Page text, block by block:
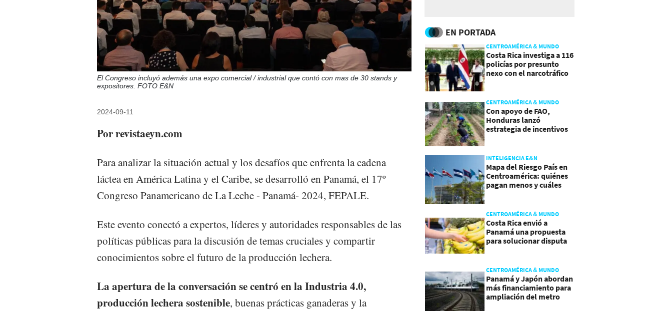
El Congreso incluyó además una expo comercial / industrial que contó con mas de 30 stands y
expositores. FOTO E&N
2024-09-11
Por revistaeyn.com
Para analizar la situación actual y los desafíos que enfrenta la cadena
láctea en América Latina y el Caribe, se desarrolló en Panamá, el 17º
Congreso Panamericano de La Leche - Panamá- 2024, FEPALE.
Este evento conectó a expertos, líderes y autoridades responsables de las
políticas públicas para la discusión de temas cruciales y compartir
conocimientos sobre el futuro de la producción lechera.
La apertura de la conversación se centró en la Industria 4.0,
producción lechera sostenible, buenas prácticas ganaderas y la
EN PORTADA
CENTROAMÉRICA & MUNDO
Costa Rica investiga a 116
policías por presunto
nexo con el narcotráfico
CENTROAMÉRICA & MUNDO
Con apoyo de FAO,
Honduras lanzó
estrategia de incentivos
INTELIGENCIA E&N
Mapa del Riesgo País en
Centroamérica: quiénes
pagan menos y cuáles
CENTROAMÉRICA & MUNDO
Costa Rica envió a
Panamá una propuesta
para solucionar disputa
CENTROAMÉRICA & MUNDO
Panamá y Japón abordan
más financiamiento para
ampliación del metro